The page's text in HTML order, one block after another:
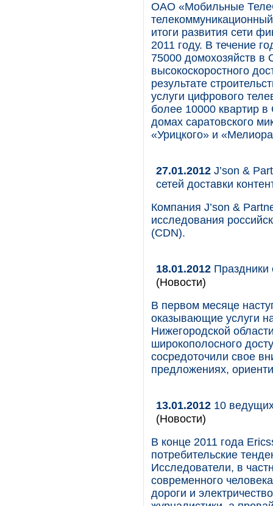
ОАО «Мобильные
итоги развития сети
2011 году. В течение
75000 домохозяйств в
высокоскоростного
результате
услуги цифрового
более 10000 квартир
домах саратовского
«Урицкого» и
27.01.2012 J’son &
сетей доставки
Компания J’son &
исследования
(CDN).
18.01.2012
(Новости)
В первом месяце
оказывающие услуги
Нижегородской
широкополосного
сосредоточили свое
предложениях,
13.01.2012 10
(Новости)
В конце 2011 года
потребительские
Исследователи, в
современного
дороги и